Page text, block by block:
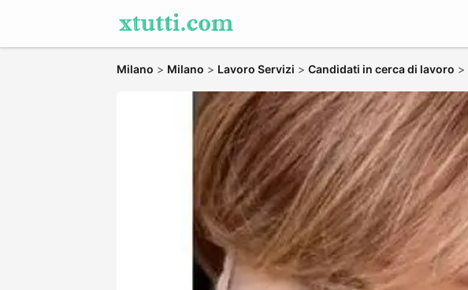
Milano > Milano > Lavoro Servizi > Candidati in cerca di lavoro >